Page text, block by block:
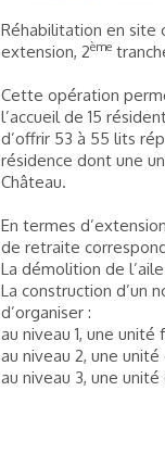
Réhabilitation en site
extension, 2ème
Cette opération
l’accueil de 15
d’offrir 53 à 55 lits
résidence dont une
Château.
En termes
de retraite
La démolition de
La construction d’un
d’organiser :
au niveau 1, une unité
au niveau 2, une
au niveau 3, une